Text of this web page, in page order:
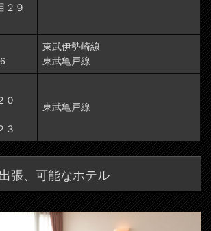
２９
東武伊勢崎線
東武亀戸線
０
３
東武亀戸線
張、可能なホテル